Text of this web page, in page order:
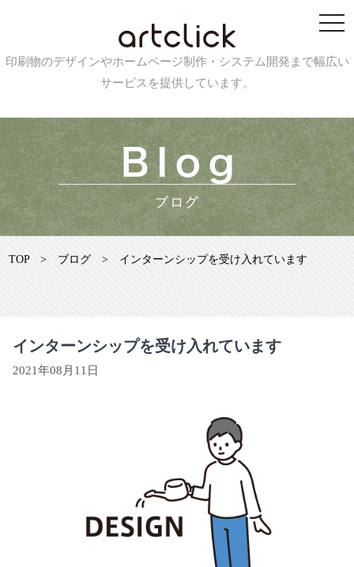
印刷物のデザインやホームページ制作・システム開発まで幅広い
サービスを提供しています。
TOP > ブログ > インターンシップを受け入れています
インターンシップを受け入れています
2021年08月11日